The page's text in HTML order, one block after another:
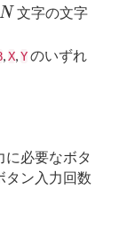
N
N 文字の文字
,X,Yのいずれ
に必要なボタ
タン入力回数